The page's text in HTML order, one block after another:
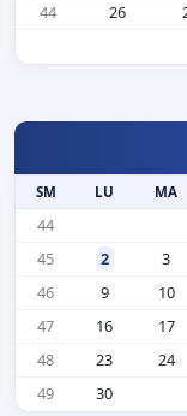
44
26
SM LU MA
44
45
2 3
46
9 10
47
16 17
48
23 24
49
30